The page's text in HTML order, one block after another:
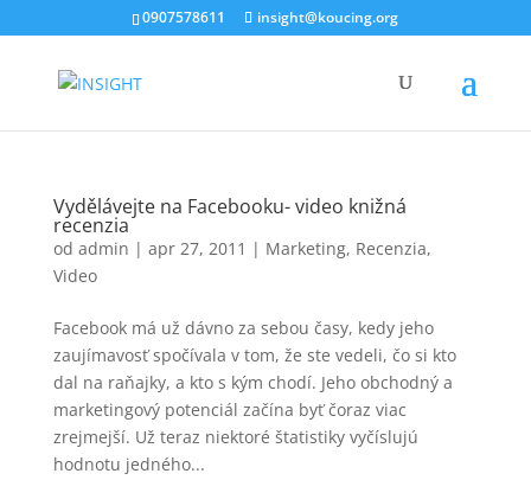
0907578611 insight@koucing.org
Vydělávejte na Facebooku- video knižná
recenzia
od admin | apr 27, 2011 | Marketing, Recenzia,
Video
Facebook má už dávno za sebou časy, kedy jeho
zaujímavosť spočívala v tom, že ste vedeli, čo si kto
dal na raňajky, a kto s kým chodí. Jeho obchodný a
marketingový potenciál začína byť čoraz viac
zrejmejší. Už teraz niektoré štatistiky vyčíslujú
hodnotu jedného...